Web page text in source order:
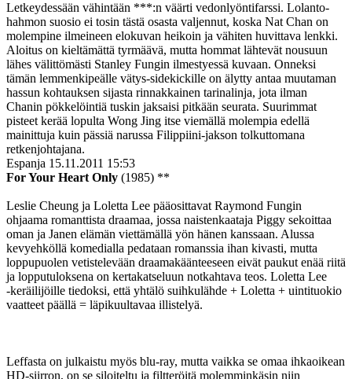
Letkeydessään vähintään ***:n väärti vedonlyöntifarssi. Lolanto-
hahmon suosio ei tosin tästä osasta valjennut, koska Nat Chan on
molempine ilmeineen elokuvan heikoin ja vähiten huvittava lenkki.
Aloitus on kieltämättä tyrmäävä, mutta hommat lähtevät nousuun
lähes välittömästi Stanley Fungin ilmestyessä kuvaan. Onneksi
tämän lemmenkipeälle vätys-sidekickille on älytty antaa muutaman
hassun kohtauksen sijasta rinnakkainen tarinalinja, jota ilman
Chanin pökkelöintiä tuskin jaksaisi pitkään seurata. Suurimmat
pisteet kerää lopulta Wong Jing itse viemällä molempia edellä
mainittuja kuin pässiä narussa Filippiini-jakson tolkuttomana
retkenjohtajana.
Espanja 15.11.2011 15:53
For Your Heart Only (1985) **
Leslie Cheung ja Loletta Lee pääosittavat Raymond Fungin
ohjaama romanttista draamaa, jossa naistenkaataja Piggy sekoittaa
oman ja Janen elämän viettämällä yön hänen kanssaan. Alussa
kevyehköllä komedialla pedataan romanssia ihan kivasti, mutta
loppupuolen vetistelevään draamakäänteeseen eivät paukut enää riitä
ja lopputuloksena on kertakatseluun notkahtava teos. Loletta Lee
‑keräilijöille tiedoksi, että yhtälö suihkulähde + Loletta + uintituokio
vaatteet päällä = läpikuultavaa illistelyä.
Leffasta on julkaistu myös blu-ray, mutta vaikka se omaa ihkaoikean
HD-siirron, on se siloiteltu ja filtteröitä molemminkäsin niin